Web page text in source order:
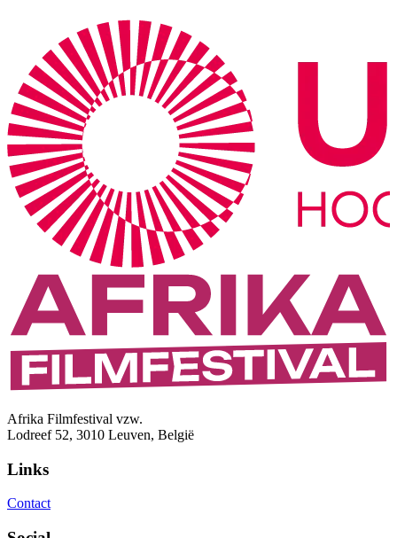
Afrika Filmfestival vzw.
Lodreef 52, 3010 Leuven, België
Links
Contact